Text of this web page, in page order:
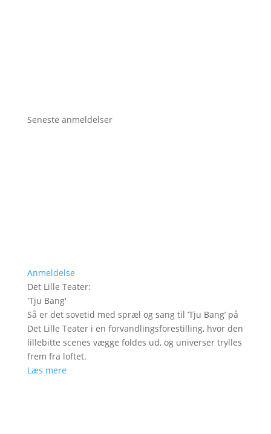
Seneste anmeldelser
Anmeldelse
Det Lille Teater:
'Tju Bang'
Så er det sovetid med spræl og sang til ’Tju Bang’ på
Det Lille Teater i en forvandlingsforestilling, hvor den
lillebitte scenes vægge foldes ud, og universer trylles
frem fra loftet.
Læs mere